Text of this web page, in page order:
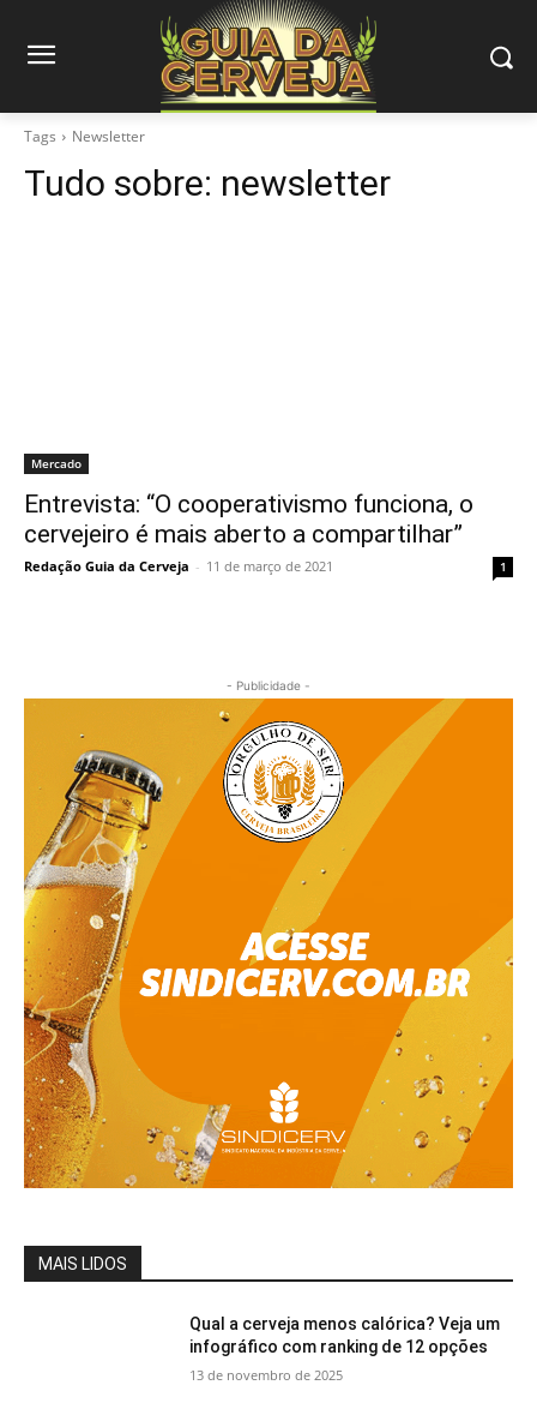
Tags Newsletter
Tudo sobre: newsletter
Mercado
Entrevista: “O cooperativismo funciona, o
cervejeiro é mais aberto a compartilhar”
Redação Guia da Cerveja - 11 de março de 2021 1
- Publicidade -
MAIS LIDOS
Qual a cerveja menos calórica? Veja um
infográfico com ranking de 12 opções
13 de novembro de 2025